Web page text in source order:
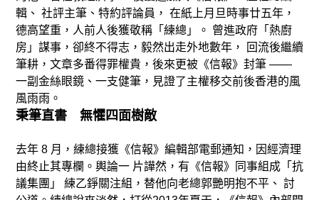
輯、 社評主筆、特約評論員， 在紙上月旦時事廿五年，
德高望重，人前人後獲敬稱「練總」。 曾進政府「熱廚
房」謀事，卻終不得志，毅然出走外地數年， 回流後繼續
筆耕，文章多番得罪權貴，後來更被《信報》封筆 ——
一副金絲眼鏡、一支健筆，見證了主權移交前後香港的風
風雨雨。
秉筆直書 無懼四面樹敵
去年 8 月，練總接獲《信報》編輯部電郵通知，因經濟理
由終止其專欄。輿論一 片譁然，有《信報》同事組成「抗
議集團」 練乙錚關注組，替他向老總郭艷明抱不平、 討